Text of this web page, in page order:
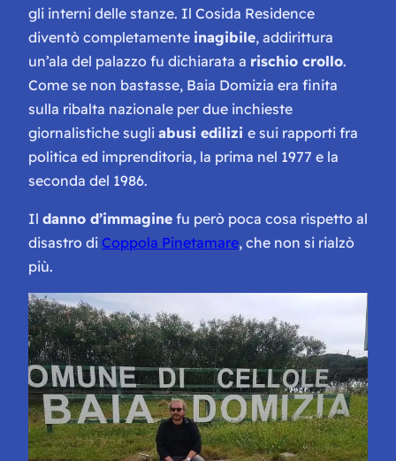
gli interni delle stanze. Il Cosida Residence
diventò completamente inagibile, addirittura
un’ala del palazzo fu dichiarata a rischio crollo.
Come se non bastasse, Baia Domizia era finita
sulla ribalta nazionale per due inchieste
giornalistiche sugli abusi edilizi e sui rapporti fra
politica ed imprenditoria, la prima nel 1977 e la
seconda del 1986.
Il danno d’immagine fu però poca cosa rispetto al
disastro di Coppola Pinetamare, che non si rialzò
più.